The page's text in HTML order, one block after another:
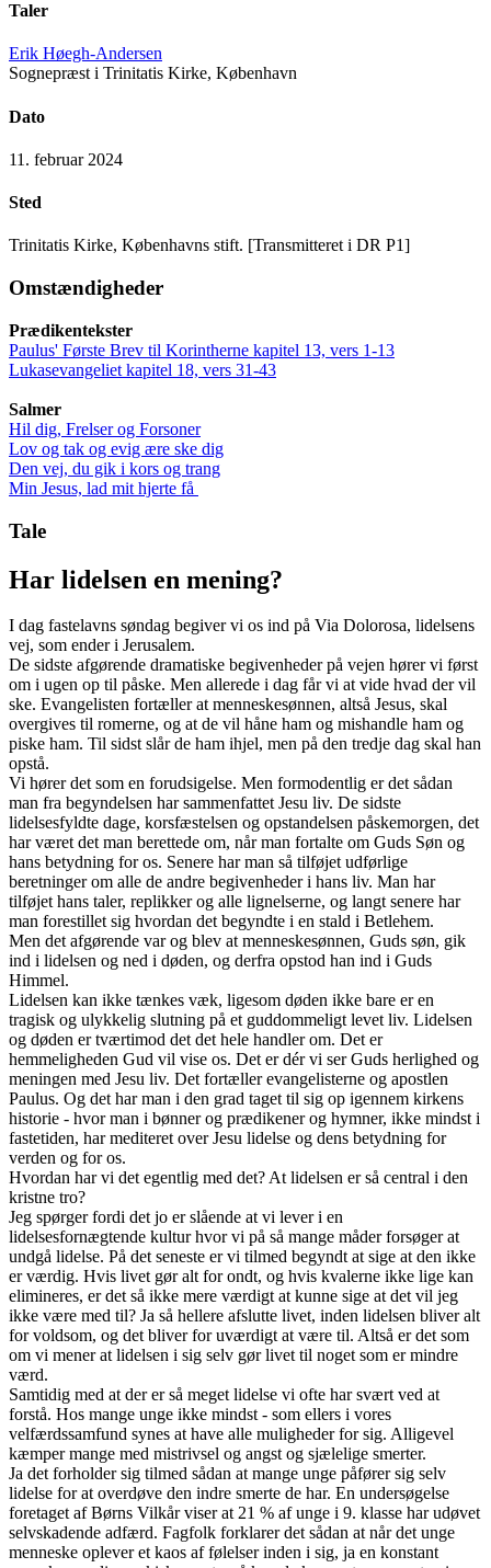
Taler
Erik Høegh-Andersen
Sognepræst i Trinitatis Kirke, København
Dato
11. februar 2024
Sted
Trinitatis Kirke, Københavns stift. [Transmitteret i DR P1]
Omstændigheder
Prædikentekster
Paulus' Første Brev til Korintherne kapitel 13, vers 1-13
Lukasevangeliet kapitel 18, vers 31-43
Salmer
Hil dig, Frelser og Forsoner
Lov og tak og evig ære ske dig
Den vej, du gik i kors og trang
Min Jesus, lad mit hjerte få
Tale
Har lidelsen en mening?
I dag fastelavns søndag begiver vi os ind på Via Dolorosa, lidelsens
vej, som ender i Jerusalem.
De sidste afgørende dramatiske begivenheder på vejen hører vi først
om i ugen op til påske. Men allerede i dag får vi at vide hvad der vil
ske. Evangelisten fortæller at menneskesønnen, altså Jesus, skal
overgives til romerne, og at de vil håne ham og mishandle ham og
piske ham. Til sidst slår de ham ihjel, men på den tredje dag skal han
opstå.
Vi hører det som en forudsigelse. Men formodentlig er det sådan
man fra begyndelsen har sammenfattet Jesu liv. De sidste
lidelsesfyldte dage, korsfæstelsen og opstandelsen påskemorgen, det
har været det man berettede om, når man fortalte om Guds Søn og
hans betydning for os. Senere har man så tilføjet udførlige
beretninger om alle de andre begivenheder i hans liv. Man har
tilføjet hans taler, replikker og alle lignelserne, og langt senere har
man forestillet sig hvordan det begyndte i en stald i Betlehem.
Men det afgørende var og blev at menneskesønnen, Guds søn, gik
ind i lidelsen og ned i døden, og derfra opstod han ind i Guds
Himmel.
Lidelsen kan ikke tænkes væk, ligesom døden ikke bare er en
tragisk og ulykkelig slutning på et guddommeligt levet liv. Lidelsen
og døden er tværtimod det det hele handler om. Det er
hemmeligheden Gud vil vise os. Det er dér vi ser Guds herlighed og
meningen med Jesu liv. Det fortæller evangelisterne og apostlen
Paulus. Og det har man i den grad taget til sig op igennem kirkens
historie - hvor man i bønner og prædikener og hymner, ikke mindst i
fastetiden, har mediteret over Jesu lidelse og dens betydning for
verden og for os.
Hvordan har vi det egentlig med det? At lidelsen er så central i den
kristne tro?
Jeg spørger fordi det jo er slående at vi lever i en
lidelsesfornægtende kultur hvor vi på så mange måder forsøger at
undgå lidelse. På det seneste er vi tilmed begyndt at sige at den ikke
er værdig. Hvis livet gør alt for ondt, og hvis kvalerne ikke lige kan
elimineres, er det så ikke mere værdigt at kunne sige at det vil jeg
ikke være med til? Ja så hellere afslutte livet, inden lidelsen bliver alt
for voldsom, og det bliver for uværdigt at være til. Altså er det som
om vi mener at lidelsen i sig selv gør livet til noget som er mindre
værd.
Samtidig med at der er så meget lidelse vi ofte har svært ved at
forstå. Hos mange unge ikke mindst - som ellers i vores
velfærdssamfund synes at have alle muligheder for sig. Alligevel
kæmper mange med mistrivsel og angst og sjælelige smerter.
Ja det forholder sig tilmed sådan at mange unge påfører sig selv
lidelse for at overdøve den indre smerte de har. En undersøgelse
foretaget af Børns Vilkår viser at 21 % af unge i 9. klasse har udøvet
selvskadende adfærd. Fagfolk forklarer det sådan at når det unge
menneske oplever et kaos af følelser inden i sig, ja en konstant